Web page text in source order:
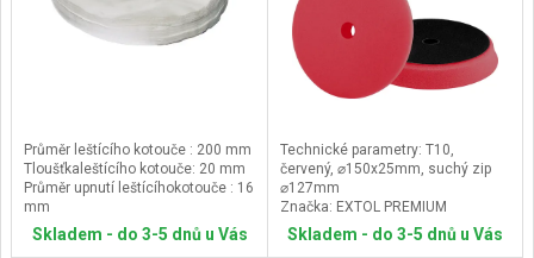
Průměr leštícího kotouče : 200 mm
Tloušťkaleštícího kotouče: 20 mm
Průměr upnutí leštícíhokotouče : 16
mm
Skladem - do 3-5 dnů u Vás
Technické parametry: T10,
červený, ⌀150x25mm, suchý zip
⌀127mm
Značka: EXTOL PREMIUM
Doplňující parametr: otvor ⌀ 22mm
Skladem - do 3-5 dnů u Vás